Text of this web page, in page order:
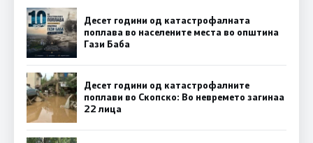
Десет години од катастрофалната
поплава во населените места во општина
Гази Баба
Десет години од катастрофалните
поплави во Скопско: Во невремето загинаа
22 лица